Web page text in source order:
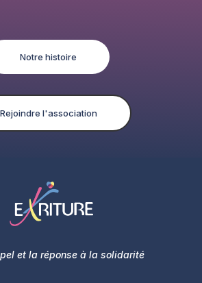
Notre histoire
Rejoindre l'association
et la réponse à la solidarité